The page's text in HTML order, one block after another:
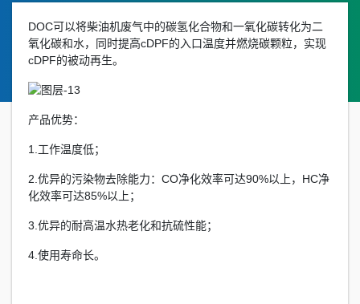
DOC可以将柴油机废气中的碳氢化合物和一氧化碳转化为二
氧化碳和水，同时提高cDPF的入口温度并燃烧碳颗粒，实现
cDPF的被动再生。
产品优势：
1.工作温度低；
2.优异的污染物去除能力：CO净化效率可达90%以上，HC净
化效率可达85%以上；
3.优异的耐高温水热老化和抗硫性能；
4.使用寿命长。